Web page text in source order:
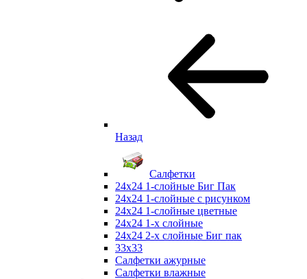
Назад
Салфетки
24х24 1-слойные Биг Пак
24х24 1-слойные с рисунком
24х24 1-слойные цветные
24х24 1-х слойные
24х24 2-х слойные Биг пак
33х33
Салфетки ажурные
Салфетки влажные